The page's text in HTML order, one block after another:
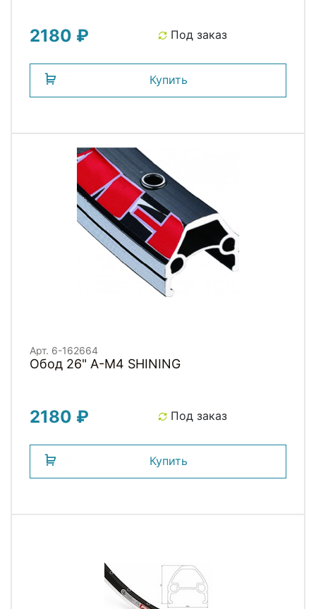
2180 ₽ Под заказ
Купить
Арт. 6-162664
Обод 26" A-M4 SHINING
2180 ₽ Под заказ
Купить